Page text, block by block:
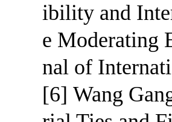
ibility and
e Moderating
nal of
[6] Wang